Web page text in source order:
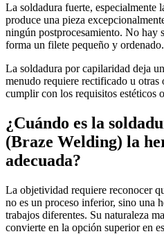
La soldadura fuerte, especialmente
produce una pieza
ningún postprocesamiento. No hay
forma un filete pequeño y ordenado.
La soldadura por capilaridad deja
menudo requiere rectificado u otras
cumplir con los requisitos estéticos
¿Cuándo es la
(Braze Welding) la
adecuada?
La objetividad requiere reconocer
no es un proceso inferior, sino una
trabajos diferentes. Su naturaleza
convierte en la opción superior en